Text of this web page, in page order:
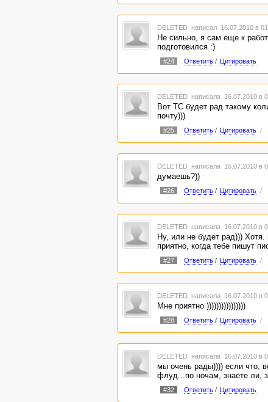
DELETED написал 16.07.2010 в
Не сильно, я сам еще к
подготовился :)
#24 Ответить/ Цитировать
DELETED написала 16.07.2010 в
Вот ТС будет рад такому
почту)))
#25 Ответить/ Цитировать /
DELETED написала 16.07.2010 в
думаешь?))
#26 Ответить/ Цитировать /
DELETED написала 16.07.2010 в
Ну, или не будет рад)))
приятно, когда тебе пишут
#27 Ответить/ Цитировать /
DELETED написала 16.07.2010 в
Мне приятно ))))))))))))))))
#28 Ответить/ Цитировать /
DELETED написала 16.07.2010 в
мы очень рады)))) если что,
флуд...по ночам, знаете ли,
#32 Ответить/ Цитировать